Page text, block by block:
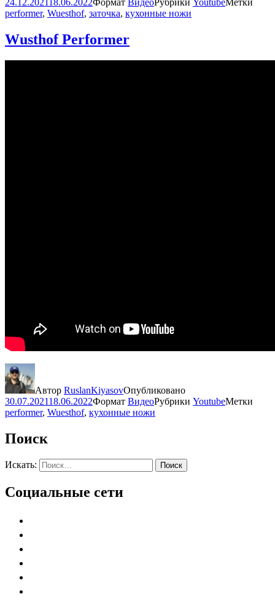
performer, Wuesthof, заточка, кухонные ножи
Wusthof Performer
Автор RuslanKiyasovОпубликовано
30.07.202118.06.2022Формат ВидеоРубрики YoutubeМетки
performer, Wuesthof, кухонные ножи
Поиск
Искать: Поиск
Социальные сети